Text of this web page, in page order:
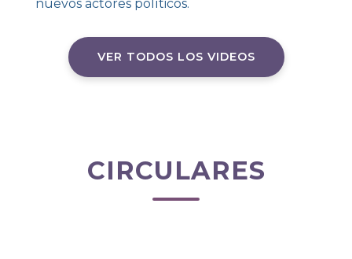
nuevos actores políticos.
VER TODOS LOS VIDEOS
CIRCULARES